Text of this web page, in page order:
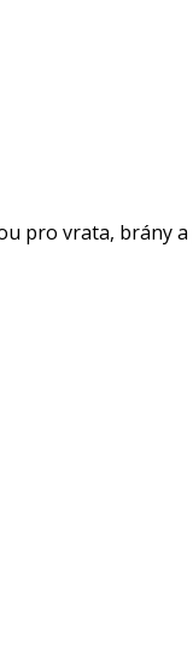
pro vrata, brány